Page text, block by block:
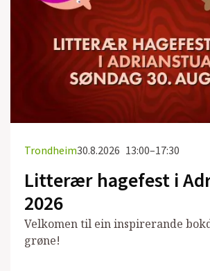
Trondheim30.8.2026 13:00–17:30
Litterær hagefest i
2026
Velkomen til ein inspirerande
grøne!